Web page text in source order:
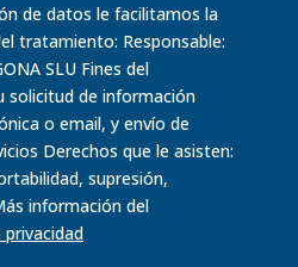
de datos le facilitamos la
tratamiento: Responsable:
SLU Fines del
de información
o email, y envío de
Derechos que le asisten:
supresión,
información del
privacidad